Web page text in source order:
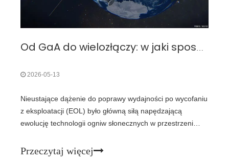
2026-05-13
Nieustające dążenie do poprawy wydajności po wycofaniu
z eksploatacji (EOL) było główną siłą napędzającą
ewolucję technologii ogniw słonecznych w przestrzeni
Space Solar po długotrwałym narażeniu na
Przeczytaj więcej